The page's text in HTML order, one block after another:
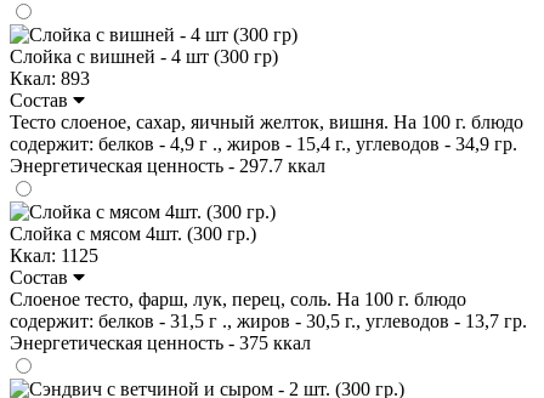
Слойка с вишней - 4 шт (300 гр)
Ккал: 893
Состав
Тесто слоеное, сахар, яичный желток, вишня. На 100 г. блюдо
содержит: белков - 4,9 г ., жиров - 15,4 г., углеводов - 34,9 гр.
Энергетическая ценность - 297.7 ккал
Слойка с мясом 4шт. (300 гр.)
Ккал: 1125
Состав
Слоеное тесто, фарш, лук, перец, соль. На 100 г. блюдо
содержит: белков - 31,5 г ., жиров - 30,5 г., углеводов - 13,7 гр.
Энергетическая ценность - 375 ккал